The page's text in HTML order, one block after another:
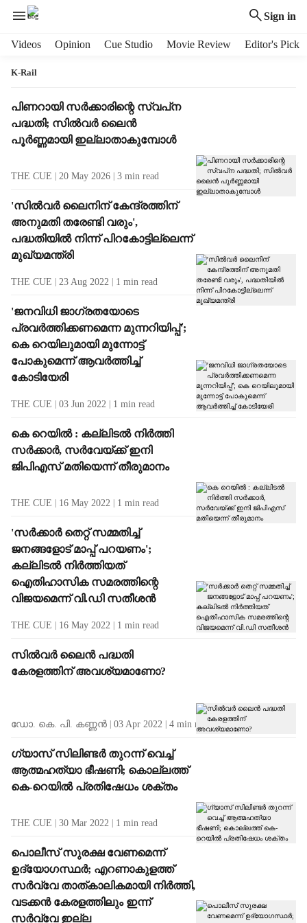
Sign in
Videos Opinion Cue Studio Movie Review Editor's Pick
K-Rail
T
a
g
s
t
s
പിണറായി സര്‍ക്കാരിന്റെ സ്വപ്‌ന
പദ്ധതി; സില്‍വര്‍ ലൈന്‍
പൂര്‍ണ്ണമായി ഇല്ലാതാകുമ്പോൾ
THE CUE 20 May 2026 3 min read
'സില്‍വര്‍ ലൈനിന് കേന്ദ്രത്തിന്
അനുമതി തരേണ്ടി വരും',
പദ്ധതിയില്‍ നിന്ന് പിറകോട്ടില്ലെന്ന്
മുഖ്യമന്ത്രി
THE CUE 23 Aug 2022 1 min read
'ജനവിധി ജാഗ്രതയോടെ
പ്രവര്‍ത്തിക്കണമെന്ന മുന്നറിയിപ്പ്';
കെ റെയിലുമായി മുന്നോട്ട്
പോകുമെന്ന് ആവര്‍ത്തിച്ച്
കോടിയേരി
THE CUE 03 Jun 2022 1 min read
കെ റെയില്‍ : കല്ലിടല്‍ നിര്‍ത്തി
സര്‍ക്കാര്‍, സര്‍വേയ്ക്ക് ഇനി
ജിപിഎസ് മതിയെന്ന് തീരുമാനം
THE CUE 16 May 2022 1 min read
'സര്‍ക്കാര്‍ തെറ്റ് സമ്മതിച്ച്
ജനങ്ങളോട് മാപ്പ് പറയണം';
കല്ലിടല്‍ നിര്‍ത്തിയത്
ഐതിഹാസിക സമരത്തിന്റെ
വിജയമെന്ന് വി.ഡി സതീശന്‍
THE CUE 16 May 2022 1 min read
സില്‍വര്‍ ലൈന്‍ പദ്ധതി
കേരളത്തിന് അവശ്യമാണോ?
ഡോ. കെ. പി. കണ്ണന്‍ 03 Apr 2022 4 min read
ഗ്യാസ് സിലിണ്ടര്‍ തുറന്ന് വെച്ച്
ആത്മഹത്യാ ഭീഷണി; കൊല്ലത്ത്
കെ-റെയില്‍ പ്രതിഷേധം ശക്തം
THE CUE 30 Mar 2022 1 min read
പൊലീസ് സുരക്ഷ വേണമെന്ന്
ഉദ്യോഗസ്ഥര്‍; എറണാകുളത്ത്
സര്‍വ്വേ താത്കാലികമായി നിര്‍ത്തി,
വടക്കന്‍ കേരളത്തിലും ഇന്ന്
സര്‍വ്വേ ഇല്ല